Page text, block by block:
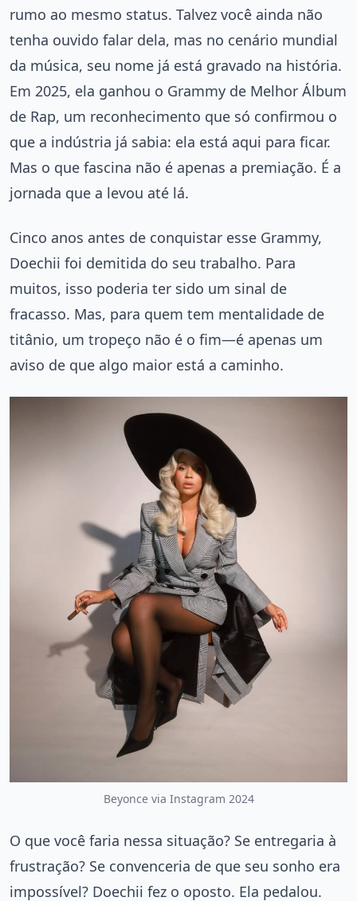
rumo ao mesmo status. Talvez você ainda não
tenha ouvido falar dela, mas no cenário mundial
da música, seu nome já está gravado na história.
Em 2025, ela ganhou o Grammy de Melhor Álbum
de Rap, um reconhecimento que só confirmou o
que a indústria já sabia: ela está aqui para ficar.
Mas o que fascina não é apenas a premiação. É a
jornada que a levou até lá.
Cinco anos antes de conquistar esse Grammy,
Doechii foi demitida do seu trabalho. Para
muitos, isso poderia ter sido um sinal de
fracasso. Mas, para quem tem mentalidade de
titânio, um tropeço não é o fim—é apenas um
aviso de que algo maior está a caminho.
Beyonce via Instagram 2024
O que você faria nessa situação? Se entregaria à
frustração? Se convenceria de que seu sonho era
impossível? Doechii fez o oposto. Ela pedalou.